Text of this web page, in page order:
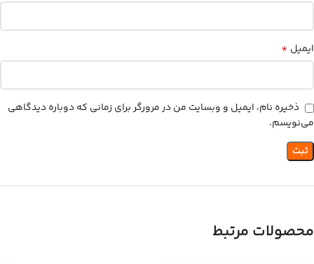
ایمیل *
ذخیره نام، ایمیل و وبسایت من در مرورگر برای زمانی که دوباره دیدگاهی
می‌نویسم.
محصولات مرتبط